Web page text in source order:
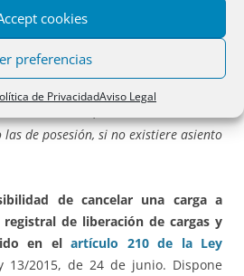
cookies
preferencias
de PrivacidadAviso Legal
asiento alguno sobre reclamación
Cuando se extienda alguna
fincas o se expida una certificación a
de posesión, si no existiere asiento
de cancelar una carga a
de liberación de cargas y
en el artículo 210 de la Ley
13/2015, de 24 de junio. Dispone